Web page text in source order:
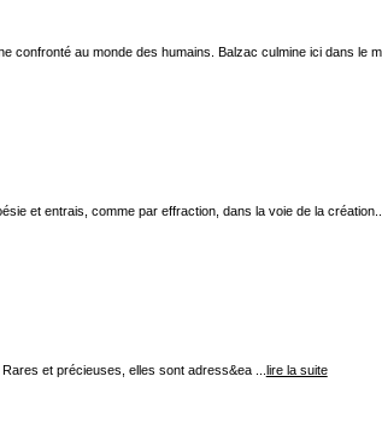
confronté au monde des humains. Balzac culmine ici dans le
et entrais, comme par effraction, dans la voie de la
et précieuses, elles sont adress&ea ... lire la suite